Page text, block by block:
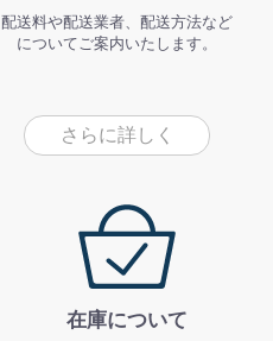
配送料や配送業者、配送方法など
についてご案内いたします。
さらに詳しく
在庫について